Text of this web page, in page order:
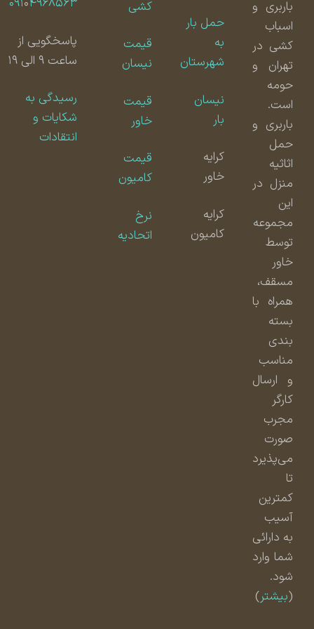
باربری و
اسباب
کشی در
تهران و
حومه
است.
باربری و
حمل
اثاثیه
منزل در
مجموعه
توسط
مسقف،
همراه با
بسته
بندی
مناسب
و ارسال
مجرب
صورت
می‌پذیرد
کمترین
آسیب
به دارائی
شما وارد
شود.
بیشتر)
حمل بار
شهرستان
نیسان
کامیون
کشی
قیمت
نیسان
قیمت
قیمت
کامیون
اتحادیه
۰۹۱۰۴۹۶۸۵۶۳
پاسخگویی از
ساعت ۹ الی ۱۹
رسیدگی به
شکایات و
انتقادات